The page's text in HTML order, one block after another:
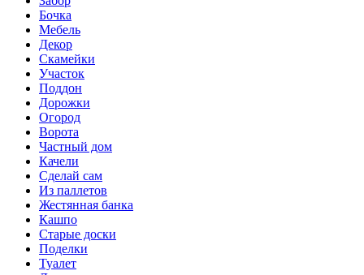
Бочка
Мебель
Декор
Скамейки
Участок
Поддон
Дорожки
Огород
Ворота
Частный дом
Качели
Сделай сам
Из паллетов
Жестянная банка
Кашпо
Старые доски
Поделки
Туалет